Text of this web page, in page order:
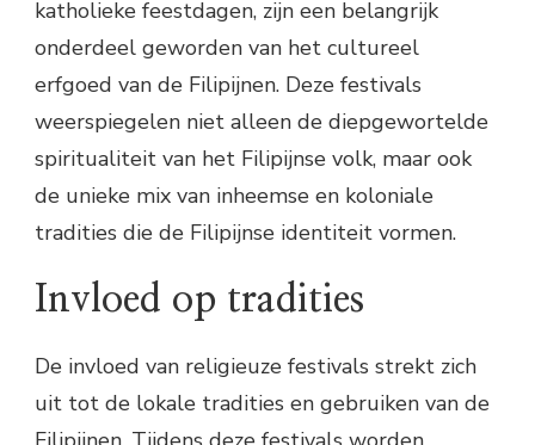
katholieke feestdagen, zijn een belangrijk
onderdeel geworden van het cultureel
erfgoed van de Filipijnen. Deze festivals
weerspiegelen niet alleen de diepgewortelde
spiritualiteit van het Filipijnse volk, maar ook
de unieke mix van inheemse en koloniale
tradities die de Filipijnse identiteit vormen.
Invloed op tradities
De invloed van religieuze festivals strekt zich
uit tot de lokale tradities en gebruiken van de